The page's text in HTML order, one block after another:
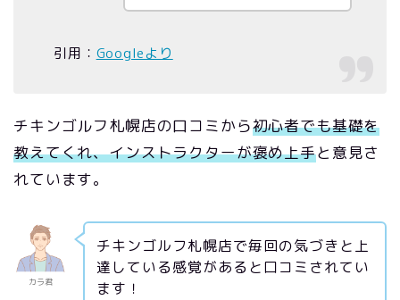
引用： Googleより
チキンゴルフ札幌店の口コミから初心者でも基礎を
教えてくれ、インストラクターが褒め上手と意見さ
れています。
カラ君
チキンゴルフ札幌店で毎回の気づきと上
達している感覚があると口コミされてい
ます！